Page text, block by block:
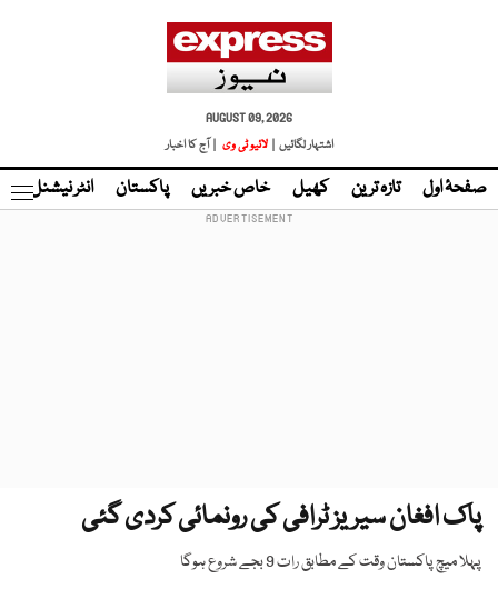
AUGUST 09, 2026
اشتہار لگائیں |
لائیو ٹی وی | آج کا اخبار
صفحۂ اول تازہ ترین کھیل خاص خبریں پاکستان انٹر نیشنل
پاک افغان سیریز ٹرافی کی رونمائی کردی گئی
پہلا میچ پاکستان وقت کے مطابق رات 9 بجے شروع ہوگا